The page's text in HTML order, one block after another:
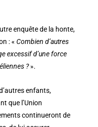
enquête de la honte,
: « Combien d’autres
excessif d’une force
?».
enfants,
que l’Union
continueront de